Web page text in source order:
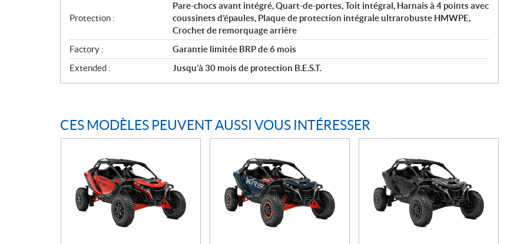
Protection :
Pare-chocs avant intégré, Quart-de-portes, Toit intégral, Harnais à 4 points avec
coussinets d’épaules, Plaque de protection intégrale ultrarobuste HMWPE,
Crochet de remorquage arrière
Factory :
Garantie limitée BRP de 6 mois
Extended :
Jusqu’à 30 mois de protection B.E.S.T.
CES MODÈLES PEUVENT AUSSI VOUS INTÉRESSER